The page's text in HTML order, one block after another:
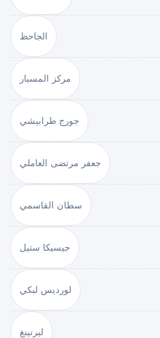
الجاحظ
مركز المسبار
جورج طرابيشي
جعفر مرتضى العاملي
سطان القاسمي
جيسيكا ستيل
لورديس لبكي
ليرنينغ